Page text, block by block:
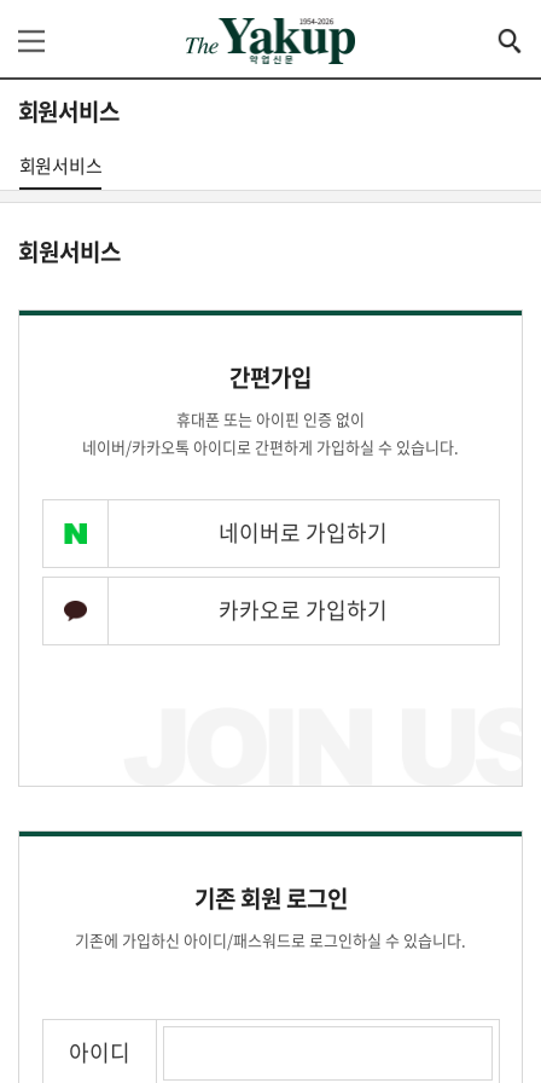
회원서비스
회원서비스
회원서비스
간편가입
휴대폰 또는 아이핀 인증 없이
네이버/카카오톡 아이디로 간편하게 가입하실 수 있습니다.
네이버로 가입하기
카카오로 가입하기
기존 회원 로그인
기존에 가입하신 아이디/패스워드로 로그인하실 수 있습니다.
아이디